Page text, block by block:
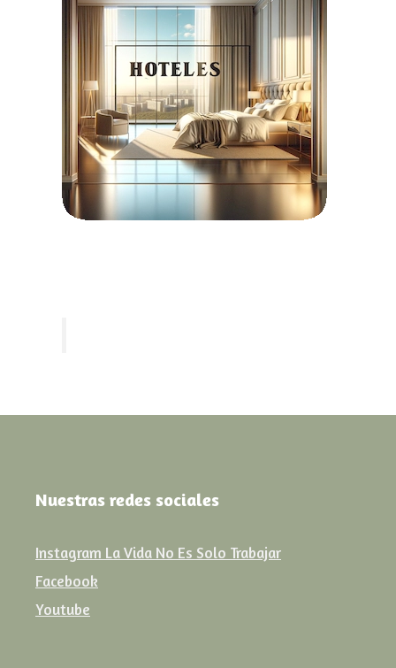
Nuestras redes sociales
Instagram La Vida No Es Solo Trabajar
Facebook
Youtube